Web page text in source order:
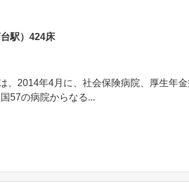
駅）424床
、2014年4月に、社会保険病院、厚生年
57の病院からなる...